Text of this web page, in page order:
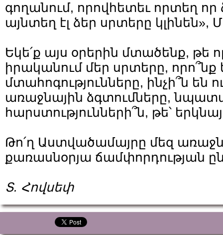
գողանում, որովհետեւ որտեղ որ
այնտեղ էլ ձեր սրտերը կլինեն»,
Եկե՛ք այս օրերին մտածենք, թե
իրականում մեր սրտերը, որո՞նք
մտահոգությունները, ինչի՞ն են
առաջնային ձգտումները,
հարստությունների՞ն, թե՝
Թո՛ղ Աստվածամայրը մեզ
քառասնօրյա ճամփորդության
Տ. Հովսեփ